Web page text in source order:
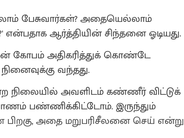
பேசுவார்கள்? அதையெல்லாம்
ஆர்த்தியின் சிந்தனை ஓடியது.
கோபம் அதிகரித்துக் கொண்டே
வந்தது.
நிலையில் அவளிடம் கண்ணீர் விட்டுக்
பண்ணிக்கிட்டோம். இருந்தும்
அதை மறுபரிசீலனை செய் என்று